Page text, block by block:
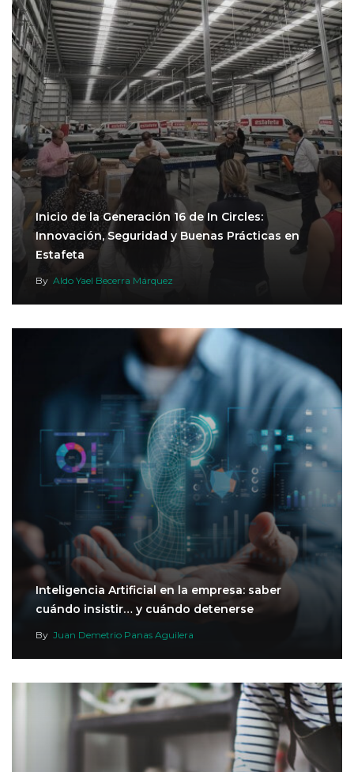
Inicio de la Generación 16 de In Circles:
Innovación, Seguridad y Buenas Prácticas en
Estafeta
By Aldo Yael Becerra Márquez
Inteligencia Artificial en la empresa: saber
cuándo insistir… y cuándo detenerse
By Juan Demetrio Panas Aguilera